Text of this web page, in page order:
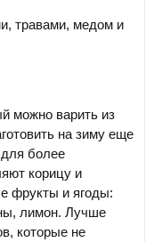
травами, медом и
можно варить из
на зиму еще
более
корицу и
фрукты и ягоды:
лимон. Лучше
которые не